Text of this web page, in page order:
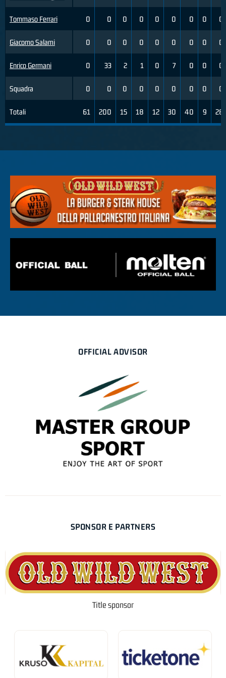
Tommaso Ferrari
Giacomo Salami
Enrico Germani
Squadra
Totali
0 0 0 0 0 0 0 0 0
0 0 0 0 0 0 0 0 0
0 33 2 1 0 7 0 0 0
0 0 0 0 0 0 0 0 0
61 200 15 18 12 30 40 9 28
OFFICIAL ADVISOR
SPONSOR E PARTNERS
Title sponsor